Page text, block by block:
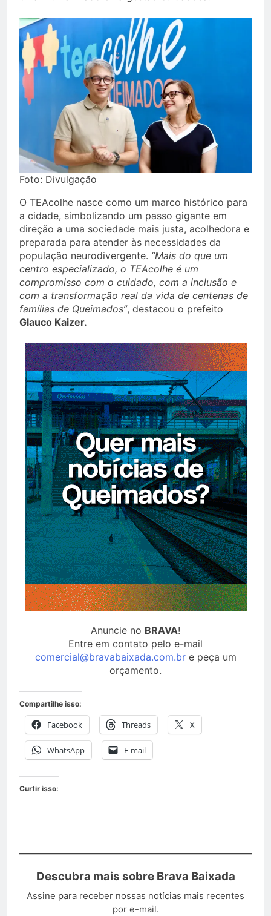
Foto: Divulgação
O TEAcolhe nasce como um marco histórico para
a cidade, simbolizando um passo gigante em
direção a uma sociedade mais justa, acolhedora e
preparada para atender às necessidades da
população neurodivergente. “Mais do que um
centro especializado, o TEAcolhe é um
compromisso com o cuidado, com a inclusão e
com a transformação real da vida de centenas de
famílias de Queimados”, destacou o prefeito
Glauco Kaizer.
Anuncie no BRAVA!
Entre em contato pelo e-mail
comercial@bravabaixada.com.bre peça um
orçamento.
Compartilhe isso:
Facebook Threads X
WhatsApp E-mail
Curtir isso:
Descubra mais sobre Brava Baixada
Assine para receber nossas notícias mais recentes
por e-mail.